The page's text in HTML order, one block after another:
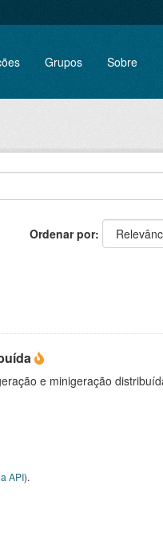
Grupos Sobre
Ordenar por
e minigeração
API).